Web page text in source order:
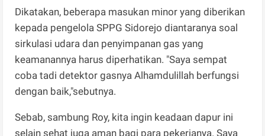
Dikatakan, beberapa masukan minor yang diberikan
kepada pengelola SPPG Sidorejo diantaranya soal
sirkulasi udara dan penyimpanan gas yang
keamanannya harus diperhatikan. "Saya sempat
coba tadi detektor gasnya Alhamdulillah berfungsi
dengan baik,"sebutnya.
Sebab, sambung Roy, kita ingin keadaan dapur ini
selain sehat juga aman bagi para pekerjanya. Saya